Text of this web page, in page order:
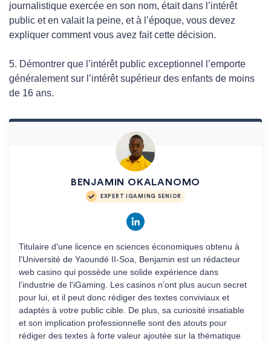
journalistique exercée en son nom, était dans l’intérêt
public et en valait la peine, et à l’époque, vous devez
expliquer comment vous avez fait cette décision.
5. Démontrer que l’intérêt public exceptionnel l’emporte
généralement sur l’intérêt supérieur des enfants de moins
de 16 ans.
BENJAMIN OKALANOMO
EXPERT IGAMING SENIOR
Titulaire d'une licence en sciences économiques obtenu à
l'Université de Yaoundé II-Soa, Benjamin est un rédacteur
web casino qui possède une solide expérience dans
l’industrie de l'iGaming. Les casinos n’ont plus aucun secret
pour lui, et il peut donc rédiger des textes conviviaux et
adaptés à votre public cible. De plus, sa curiosité insatiable
et son implication professionnelle sont des atouts pour
rédiger des textes à forte valeur ajoutée sur la thématique